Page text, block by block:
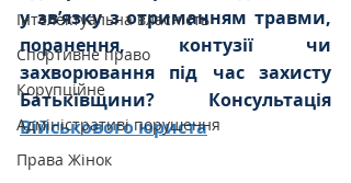
Інтелектуальна власність
Спортивне право
Корупційне
Адміністративі порушення
Права Жінок
у зв’язку з отриманням травми,
поранення, контузії чи
захворювання під час захисту
Військового юриста